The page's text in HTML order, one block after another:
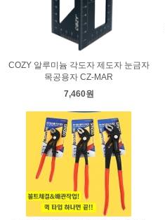
COZY 알루미늄 각도자 제도자 눈금자
목공용자 CZ-MAR
7,460원